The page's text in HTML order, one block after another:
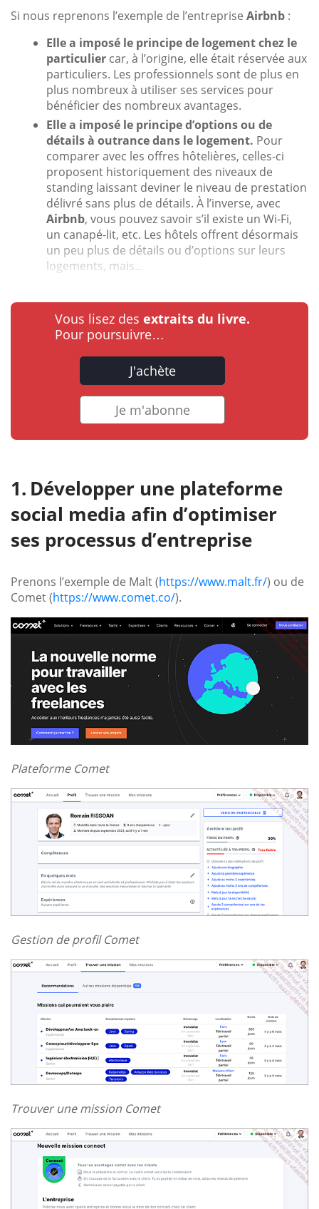
Si nous reprenons l’exemple de l’entreprise Airbnb :
Elle a imposé le principe de logement chez le
particulier car, à l’origine, elle était réservée aux
particuliers. Les professionnels sont de plus en
plus nombreux à utiliser ses services pour
bénéficier des nombreux avantages.
Elle a imposé le principe d’options ou de
détails à outrance dans le logement. Pour
comparer avec les offres hôtelières, celles-ci
proposent historiquement des niveaux de
standing laissant deviner le niveau de prestation
délivré sans plus de détails. À l’inverse, avec
Airbnb, vous pouvez savoir s’il existe un Wi-Fi,
un canapé-lit, etc. Les hôtels offrent désormais
un peu plus de détails ou d’options sur leurs
logements, mais...
Vous lisez des extraits du livre.
Pour poursuivre…
J'achète
Je m'abonne
Développer une plateforme
social media afin d’optimiser
ses processus d’entreprise
Prenons l’exemple de Malt (https://www.malt.fr/) ou de
Comet (https://www.comet.co/).
Plateforme Comet
Gestion de profil Comet
Trouver une mission Comet